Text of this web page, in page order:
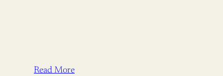
Read More